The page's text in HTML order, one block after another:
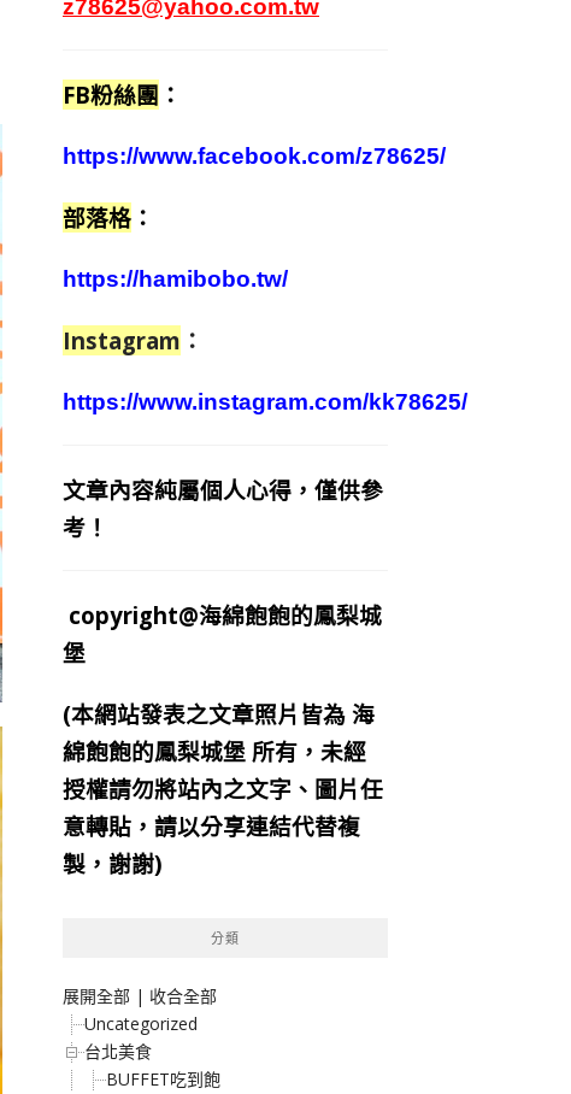
z78625@yahoo.com.tw
FB粉絲團 ：
https://www.facebook.com/z78625/
部落格 ：
https://hamibobo.tw/
Instagram ：
https://www.instagram.com/kk78625/
文章內容純屬個人心得，僅供參
考！
copyright@海綿飽飽的鳳梨城
堡
(本網站發表之文章照片皆為 海
綿飽飽的鳳梨城堡 所有，未經
授權請勿將站內之文字、圖片任
意轉貼，請以分享連結代替複
製，謝謝)
分類
展開全部 | 收合全部
Uncategorized
台北美食
BUFFET吃到飽